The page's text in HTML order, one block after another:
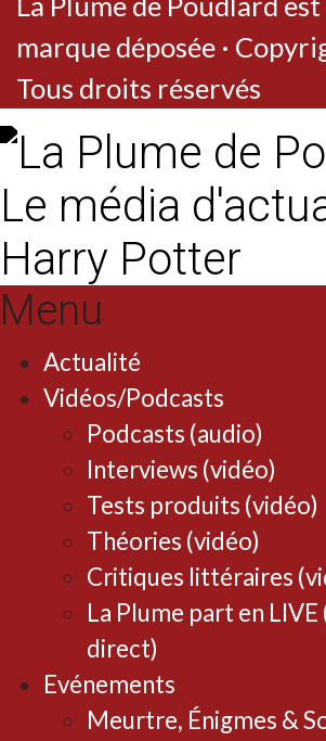
marque déposée ·
Tous droits réservés
Menu
Actualité
Vidéos/Podcasts
Podcasts (audio)
Interviews (vidéo)
Tests produits (vidéo)
Théories (vidéo)
Critiques littéraires
La Plume part en LIVE
direct)
Evénements
Meurtre, Énigmes &